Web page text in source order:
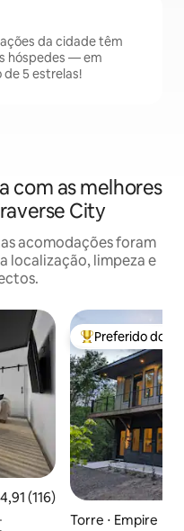
da cidade têm
hóspedes — em
de 5 estrelas!
com as melhores
City
acomodações foram
localização, limpeza e
de uma avaliação média
4,91 (116)
Entre os
Preferido dos
Torre ⋅ Empire